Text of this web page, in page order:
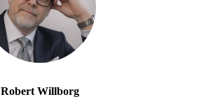
Robert Willborg